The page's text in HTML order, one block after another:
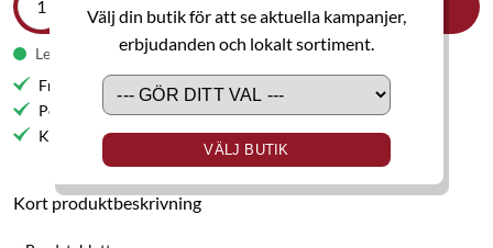
Välj din butik för att se aktuella kampanjer,
erbjudanden och lokalt sortiment.
VÄLJ BUTIK
Leveranstid 1-2 veckor
Fri frakt till butik
Personlig service
Kvalitetsmöbler
Kort produktbeskrivning